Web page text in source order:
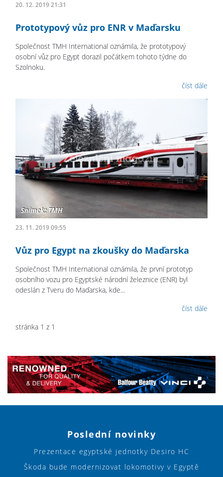
20. 12. 2019 21:31
Prototypový vůz pro ENR v Maďarsku
Společnost TMH International oznámila, že prototypový
osobní vůz pro Egypt dorazil počátkem tohoto týdne do
Szolnoku.
číst dále
23. 11. 2019 09:55
Vůz pro Egypt na zkoušky do Maďarska
Společnost TMH International oznámila, že první prototyp
osobního vozu pro Egyptské národní železnice (ENR) byl
odeslán z Tveru do Maďarska, kde...
číst dále
stránka 1 z 1
Poslední novinky
Prezentace egyptské jednotky Desiro HC
Škoda bude modernizovat lokomotivy v Egyptě